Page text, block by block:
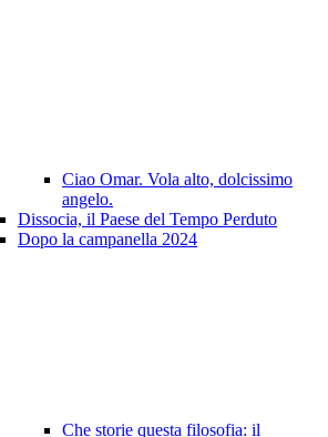
Ciao Omar. Vola alto, dolcissimo
angelo.
Dissocia, il Paese del Tempo Perduto
Dopo la campanella 2024
Che storie questa filosofia: il